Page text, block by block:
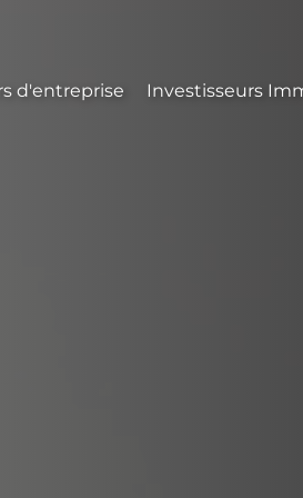
d'entreprise Investisseurs